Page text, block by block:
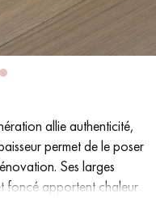
PARQUET EN CHÊNE
au
allie authenticité,
permet de le poser
Ses larges
foncé apportent chaleur
de décoration..